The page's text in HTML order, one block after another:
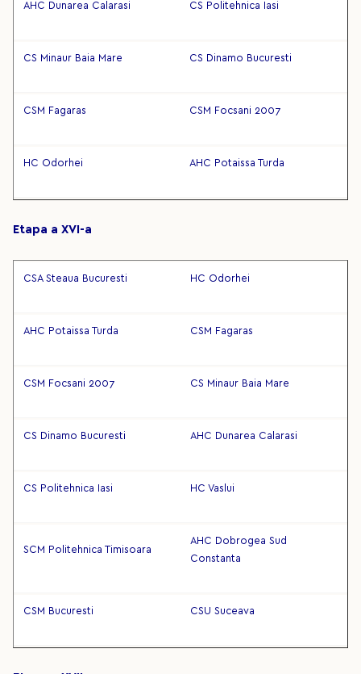
AHC Dunarea Calarasi CS Politehnica Iasi
CS Minaur Baia Mare CS Dinamo Bucuresti
CSM Fagaras CSM Focsani 2007
HC Odorhei AHC Potaissa Turda
Etapa a XVI-a
CSA Steaua Bucuresti HC Odorhei
AHC Potaissa Turda CSM Fagaras
CSM Focsani 2007 CS Minaur Baia Mare
CS Dinamo Bucuresti AHC Dunarea Calarasi
CS Politehnica Iasi HC Vaslui
SCM Politehnica Timisoara
AHC Dobrogea Sud
Constanta
CSM Bucuresti CSU Suceava